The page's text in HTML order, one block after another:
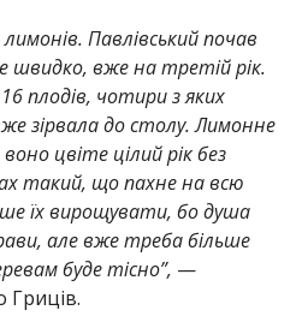
Павлівський почав
швидко, вже на третій рік.
плодів, чотири з яких
зірвала до столу. Лимонне
цвіте цілий рік без
такий, що пахне на всю
їх вирощувати, бо душа
але вже треба більше
буде тісно”, —
Гриців.